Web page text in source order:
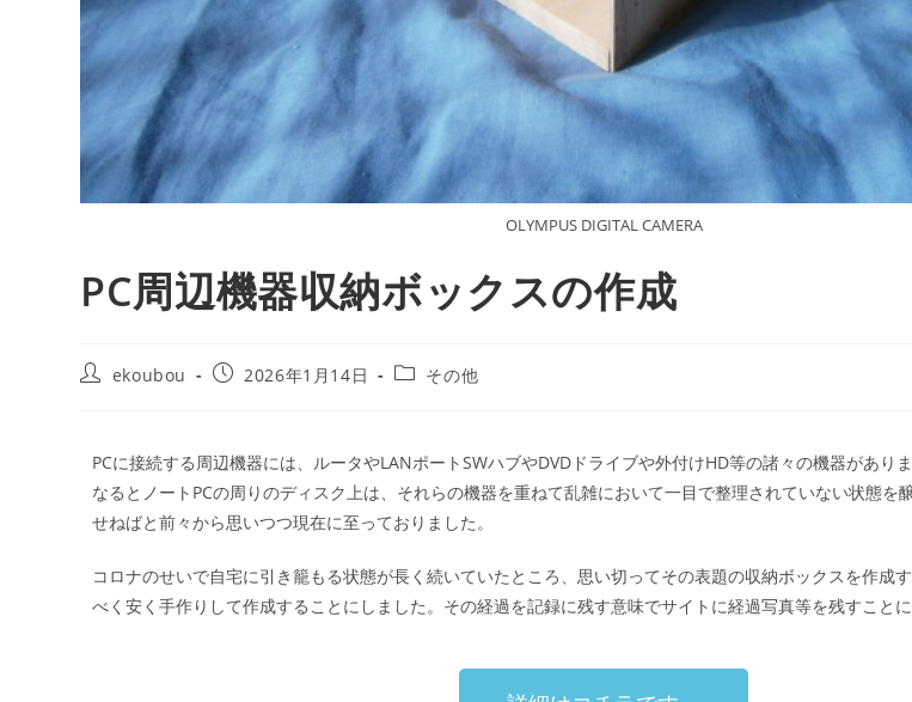
OLYMPUS DIGITAL CAMERA
PC周辺機器収納ボックスの作成
ekoubou 2026年1月14日 その他
PCに接続する周辺機器には、ルータやLANポートSWハブやDVDドライブや外付けHD等の諸々の機器があり
なるとノートPCの周りのディスク上は、それらの機器を重ねて乱雑において一目で整理されていない状態を
せねばと前々から思いつつ現在に至っておりました。
コロナのせいで自宅に引き籠もる状態が長く続いていたところ、思い切ってその表題の収納ボックスを作成
べく安く手作りして作成することにしました。その経過を記録に残す意味でサイトに経過写真等を残すことに